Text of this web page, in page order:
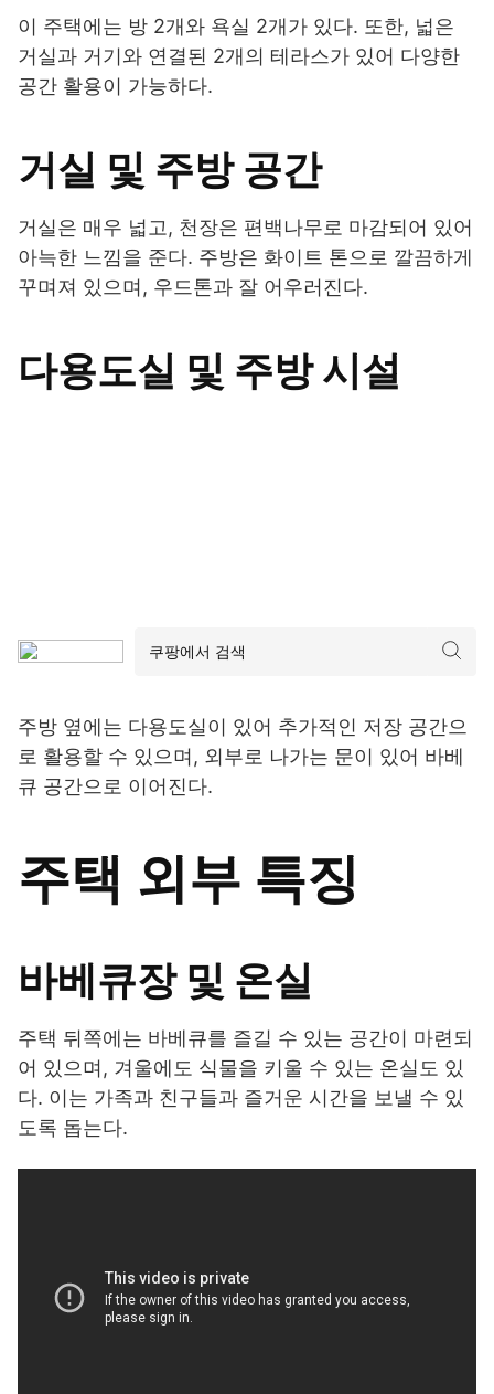
이 주택에는 방 2개와 욕실 2개가 있다. 또한, 넓은
거실과 거기와 연결된 2개의 테라스가 있어 다양한
공간 활용이 가능하다.
거실 및 주방 공간
거실은 매우 넓고, 천장은 편백나무로 마감되어 있어
아늑한 느낌을 준다. 주방은 화이트 톤으로 깔끔하게
꾸며져 있으며, 우드톤과 잘 어우러진다.
다용도실 및 주방 시설
주방 옆에는 다용도실이 있어 추가적인 저장 공간으
로 활용할 수 있으며, 외부로 나가는 문이 있어 바베
큐 공간으로 이어진다.
주택 외부 특징
바베큐장 및 온실
주택 뒤쪽에는 바베큐를 즐길 수 있는 공간이 마련되
어 있으며, 겨울에도 식물을 키울 수 있는 온실도 있
다. 이는 가족과 친구들과 즐거운 시간을 보낼 수 있
도록 돕는다.